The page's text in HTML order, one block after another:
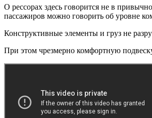
О рессорах здесь говорится не в
пассажиров можно говорить об уровне
Конструктивные элементы и груз не
При этом чрезмерно комфортную